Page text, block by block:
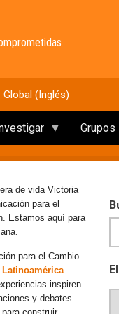
Global (Inglés)
Grupos
de vida Victoria
para el
Estamos aquí para
para el Cambio
.
inspiren
y debates